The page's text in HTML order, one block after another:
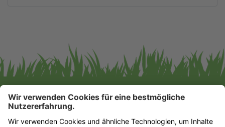
Gartencenter Augsburg GmbH & Co. KG
Impressum|Datenschutz